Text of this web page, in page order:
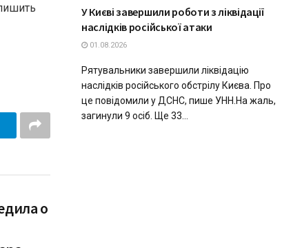
о
У Києві завершили роботи з ліквідації
наслідків російської атаки
01.08.2026
Рятувальники завершили ліквідацію
наслідків російського обстрілу Києва. Про
це повідомили у ДСНС, пише УНН.На жаль,
загинули 9 осіб. Ще 33...